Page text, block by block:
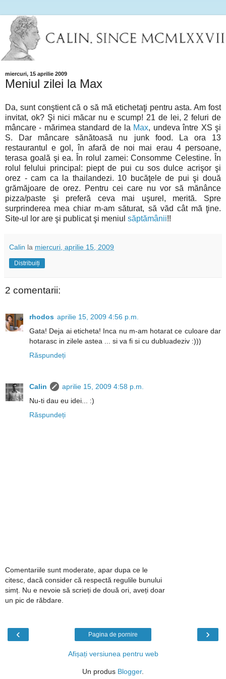
miercuri, 15 aprilie 2009
Meniul zilei la Max
Da, sunt conştient că o să mă etichetaţi pentru asta. Am fost
invitat, ok? Şi nici măcar nu e scump! 21 de lei, 2 feluri de
mâncare - mărimea standard de la Max, undeva între XS şi
S. Dar mâncare sănătoasă nu junk food. La ora 13
restaurantul e gol, în afară de noi mai erau 4 persoane,
terasa goală şi ea. În rolul zamei: Consomme Celestine. În
rolul felului principal: piept de pui cu sos dulce acrişor şi
orez - cam ca la thailandezi. 10 bucăţele de pui şi două
grămăjoare de orez. Pentru cei care nu vor să mănânce
pizza/paste şi preferă ceva mai uşurel, merită. Spre
surprinderea mea chiar m-am săturat, să văd cât mă ţine.
Site-ul lor are şi publicat şi meniul săptămânii!!
Calin la miercuri, aprilie 15, 2009
Distribuiți
2 comentarii:
rhodos aprilie 15, 2009 4:56 p.m.
Gata! Deja ai eticheta! Inca nu m-am hotarat ce culoare dar
hotarasc in zilele astea ... si va fi si cu dubluadeziv :)))
Răspundeți
Calin
aprilie 15, 2009 4:58 p.m.
Nu-ti dau eu idei... :)
Răspundeți
Comentariile sunt moderate, apar dupa ce le
citesc, dacă consider că respectă regulile bunului
simț. Nu e nevoie să scrieți de două ori, aveți doar
un pic de răbdare.
‹ ›
Pagina de pornire
Afișați versiunea pentru web
Un produs Blogger.